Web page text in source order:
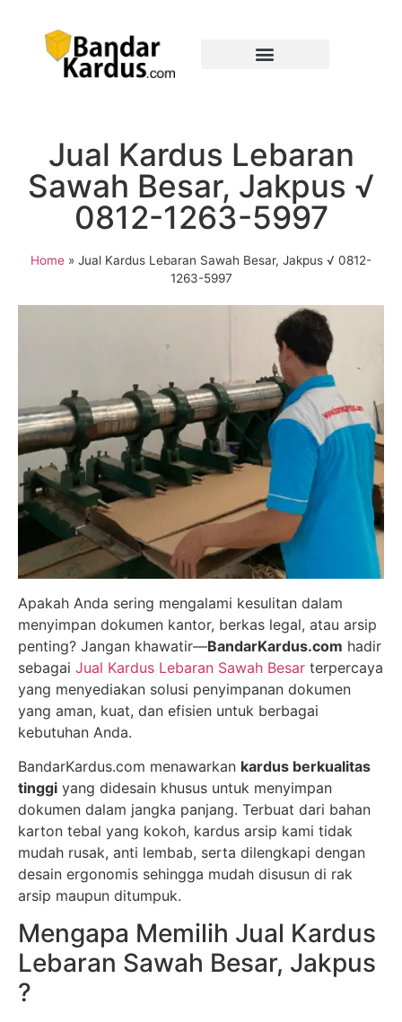
Jual Kardus Lebaran
Sawah Besar, Jakpus √
0812-1263-5997
Home » Jual Kardus Lebaran Sawah Besar, Jakpus √ 0812-
1263-5997
Apakah Anda sering mengalami kesulitan dalam
menyimpan dokumen kantor, berkas legal, atau arsip
penting? Jangan khawatir—BandarKardus.com hadir
sebagai Jual Kardus Lebaran Sawah Besar terpercaya
yang menyediakan solusi penyimpanan dokumen
yang aman, kuat, dan efisien untuk berbagai
kebutuhan Anda.
BandarKardus.com menawarkan kardus berkualitas
tinggi yang didesain khusus untuk menyimpan
dokumen dalam jangka panjang. Terbuat dari bahan
karton tebal yang kokoh, kardus arsip kami tidak
mudah rusak, anti lembab, serta dilengkapi dengan
desain ergonomis sehingga mudah disusun di rak
arsip maupun ditumpuk.
Mengapa Memilih Jual Kardus
Lebaran Sawah Besar, Jakpus
?